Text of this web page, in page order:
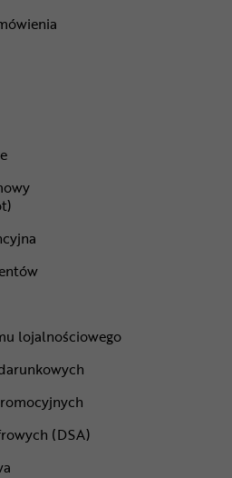
lojalnościowego
(DSA)